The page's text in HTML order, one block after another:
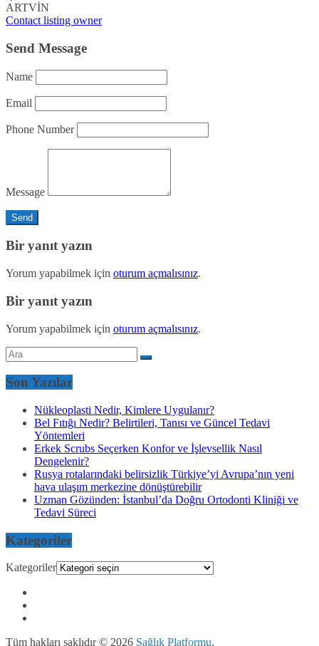
ARTVİN
Contact listing owner
Send Message
Name
Email
Phone Number
Message
Bir yanıt yazın
Yorum yapabilmek için oturum açmalısınız.
Bir yanıt yazın
Yorum yapabilmek için oturum açmalısınız.
Son Yazılar
Nükleoplasti Nedir, Kimlere Uygulanır?
Bel Fıtığı Nedir? Belirtileri, Tanısı ve Güncel Tedavi
Yöntemleri
Erkek Scrubs Seçerken Konfor ve İşlevsellik Nasıl
Dengelenir?
Rusya rotalarındaki belirsizlik Türkiye’yi Avrupa’nın yeni
hava ulaşım merkezine dönüştürebilir
Uzman Gözünden: İstanbul’da Doğru Ortodonti Kliniği ve
Tedavi Süreci
Kategoriler
Kategoriler
Tüm hakları saklıdır © 2026 Sağlık Platformu.